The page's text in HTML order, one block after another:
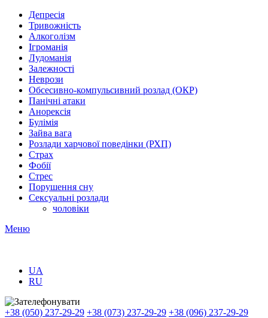
Депресія
Тривожність
Алкоголізм
Ігроманія
Лудоманія
Залежності
Неврози
Обсесивно-компульсивний розлад (ОКР)
Панічні атаки
Анорексія
Булімія
Зайва вага
Розлади харчової поведінки (РХП)
Страх
Фобії
Стрес
Порушення сну
Сексуальні розлади
чоловіки
Меню
UA
RU
+38 (050) 237-29-29 +38 (073) 237-29-29 +38 (096) 237-29-29